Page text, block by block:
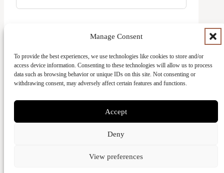
Manage Consent
To provide the best experiences, we use technologies like cookies to store and/or
access device information. Consenting to these technologies will allow us to process
data such as browsing behavior or unique IDs on this site. Not consenting or
withdrawing consent, may adversely affect certain features and functions.
Accept
Deny
View preferences
Vilket campus är du en del av?